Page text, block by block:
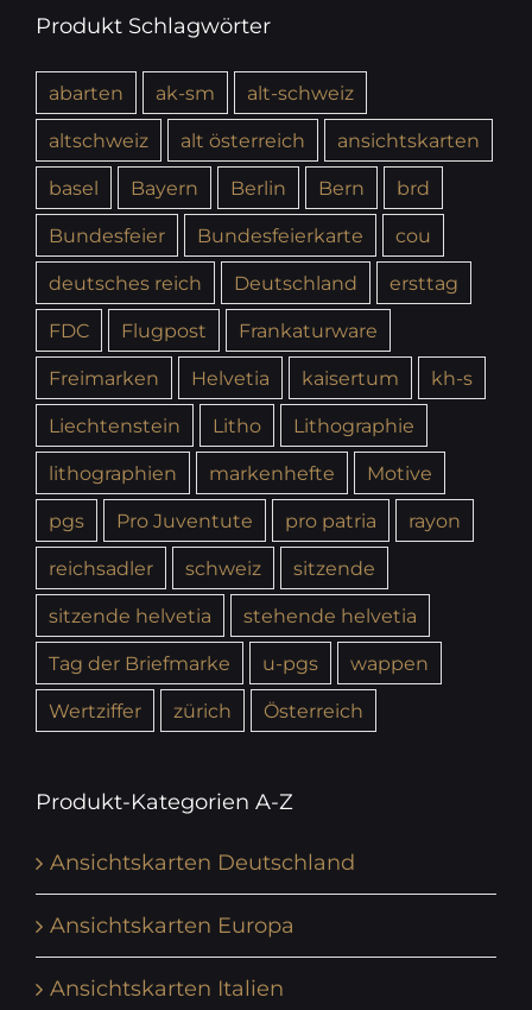
Produkt Schlagwörter
abarten ak-sm
alt-schweiz
altschweiz
alt österreich
ansichtskarten
basel
Bayern Berlin Bern
brd
Bundesfeier
Bundesfeierkarte
cou
deutsches reich
Deutschland
ersttag
FDC
Flugpost
Frankaturware
Freimarken
Helvetia kaisertum
kh-s
Liechtenstein
Litho
Lithographie
lithographien
markenhefte
Motive
pgs
Pro Juventute pro patria
rayon
reichsadler
schweiz
sitzende
sitzende helvetia
stehende helvetia
Tag der Briefmarke
u-pgs
wappen
Wertziffer
zürich Österreich
Produkt-Kategorien A-Z
Ansichtskarten Deutschland
Ansichtskarten Europa
Ansichtskarten Italien